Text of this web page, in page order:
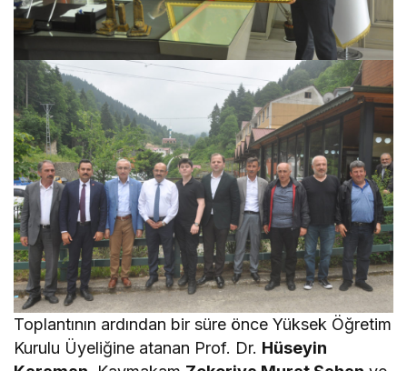
Toplantının ardından bir süre önce Yüksek Öğretim
Kurulu Üyeliğine atanan Prof. Dr. Hüseyin